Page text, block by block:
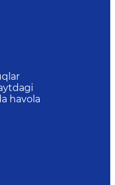
havola